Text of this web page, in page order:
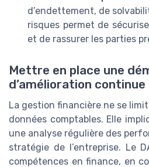
d’endettement, de
risques permet de
et de rassurer les parties
Mettre en place une
d’amélioration continue
La gestion financière ne se
données comptables. Elle
une analyse régulière des
stratégie de l’entreprise. Le
compétences en finance, en